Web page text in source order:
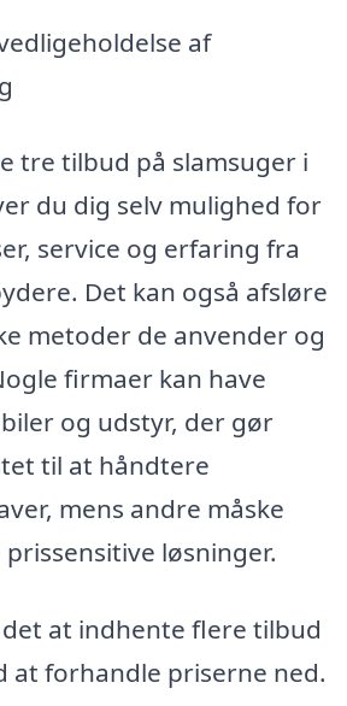
af
tre tilbud på slamsuger i
du dig selv mulighed for
service og erfaring fra
Det kan også afsløre
metoder de anvender og
firmaer kan have
og udstyr, der gør
til at håndtere
mens andre måske
løsninger.
at indhente flere tilbud
at forhandle priserne ned.